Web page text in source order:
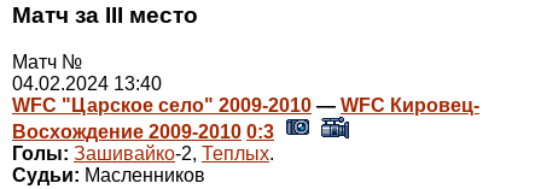
Матч за III место
Матч №
04.02.2024 13:40
WFC "Царское село" 2009-2010 — WFC Кировец-
Восхождение 2009-2010 0:3
Голы: Зашивайко-2, Теплых.
Судьи: Масленников